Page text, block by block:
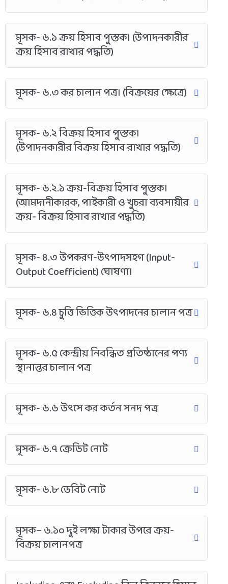
মূসক- ৬.১ ক্রয় হিসাব পুস্তক। (উপাদনকারীর
ক্রয় হিসাব রাখার পদ্ধতি)
মূসক- ৬.৩ কর চালান পত্র। (বিক্রয়ের ক্ষেত্রে)
মূসক- ৬.২ বিক্রয় হিসাব পুস্তক।
(উপাদনকারীর বিক্রয় হিসাব রাখার পদ্ধতি)
মূসক- ৬.২.১ ক্রয়-বিক্রয় হিসাব পুস্তক।
(আমদানীকারক, পাইকারী ও খুচরা ব্যবসায়ীর
ক্রয়- বিক্রয় হিসাব রাখার পদ্ধতি)
মূসক- ৪.৩ উপকরণ-উৎপাদসহগ (Input-
Output Coefficient) ঘোষণা।
মূসক- ৬.৪ চুত্তি ভিত্তিক উৎপাদনের চালান পত্র
মূসক- ৬.৫ কেন্দ্রীয় নিবন্ধিত প্রতিষ্ঠানের পণ্য
স্থানান্তর চালান পত্র
মূসক- ৬.৬ উৎসে কর কর্তন সনদ পত্র
মূসক- ৬.৭ ক্রেডিট নোট
মূসক- ৬.৮ ডেবিট নোট
মূসক– ৬.১০ দুই লক্ষ্য টাকার উপরে ক্রয়-
বিক্রয় চালানপত্র